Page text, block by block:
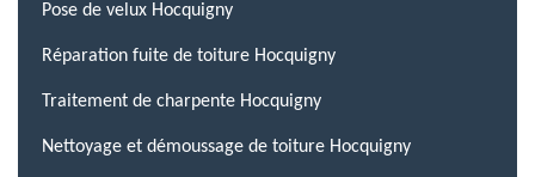
Pose de velux Hocquigny
Réparation fuite de toiture Hocquigny
Traitement de charpente Hocquigny
Nettoyage et démoussage de toiture Hocquigny